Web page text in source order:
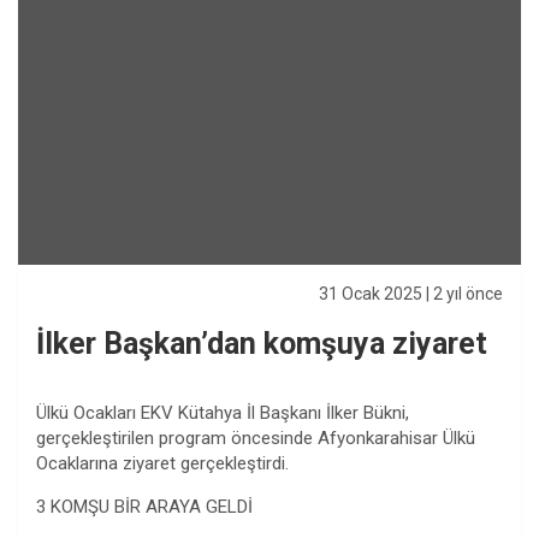
31 Ocak 2025 | 2 yıl önce
İlker Başkan’dan komşuya ziyaret
Ülkü Ocakları EKV Kütahya İl Başkanı İlker Bükni,
gerçekleştirilen program öncesinde Afyonkarahisar Ülkü
Ocaklarına ziyaret gerçekleştirdi.
3 KOMŞU BİR ARAYA GELDİ